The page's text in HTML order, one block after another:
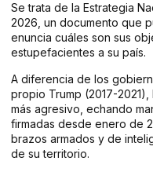
Se trata de la Estrategia
2026, un documento que
enuncia cuáles son sus
estupefacientes a su país.
A diferencia de los
propio Trump (2017-
más agresivo, echando
firmadas desde enero de
brazos armados y de
de su territorio.